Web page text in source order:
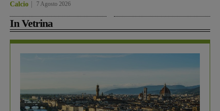
Calcio 7 Agosto 2026
In Vetrina